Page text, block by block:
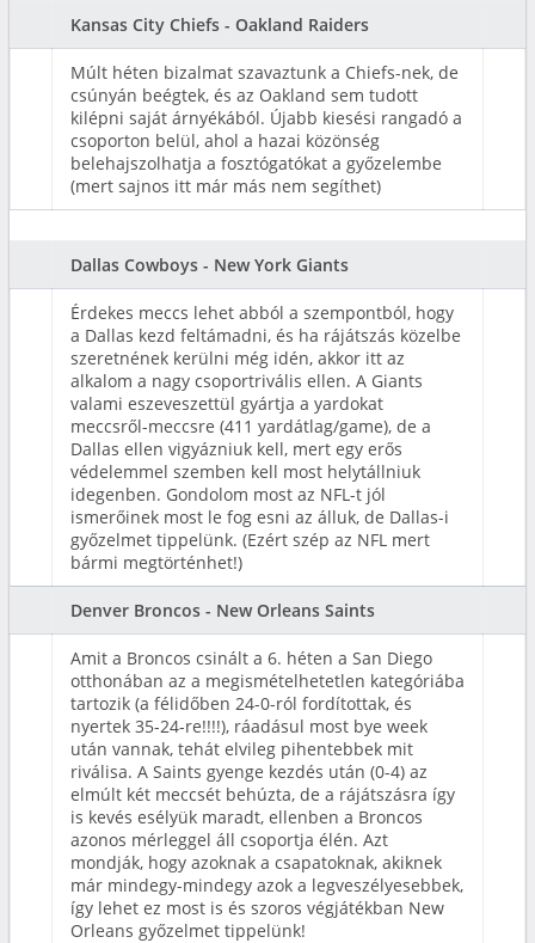
Kansas City Chiefs - Oakland Raiders
Múlt héten bizalmat szavaztunk a Chiefs-nek, de
csúnyán beégtek, és az Oakland sem tudott
kilépni saját árnyékából. Újabb kiesési rangadó a
csoporton belül, ahol a hazai közönség
belehajszolhatja a fosztógatókat a győzelembe
(mert sajnos itt már más nem segíthet)
Dallas Cowboys - New York Giants
Érdekes meccs lehet abból a szempontból, hogy
a Dallas kezd feltámadni, és ha rájátszás közelbe
szeretnének kerülni még idén, akkor itt az
alkalom a nagy csoportrivális ellen. A Giants
valami eszeveszettül gyártja a yardokat
meccsről-meccsre (411 yardátlag/game), de a
Dallas ellen vigyázniuk kell, mert egy erős
védelemmel szemben kell most helytállniuk
idegenben. Gondolom most az NFL-t jól
ismerőinek most le fog esni az álluk, de Dallas-i
győzelmet tippelünk. (Ezért szép az NFL mert
bármi megtörténhet!)
Denver Broncos - New Orleans Saints
Amit a Broncos csinált a 6. héten a San Diego
otthonában az a megismételhetetlen kategóriába
tartozik (a félidőben 24-0-ról fordítottak, és
nyertek 35-24-re!!!!), ráadásul most bye week
után vannak, tehát elvileg pihentebbek mit
riválisa. A Saints gyenge kezdés után (0-4) az
elmúlt két meccsét behúzta, de a rájátszásra így
is kevés esélyük maradt, ellenben a Broncos
azonos mérleggel áll csoportja élén. Azt
mondják, hogy azoknak a csapatoknak, akiknek
már mindegy-mindegy azok a legveszélyesebbek,
így lehet ez most is és szoros végjátékban New
Orleans győzelmet tippelünk!